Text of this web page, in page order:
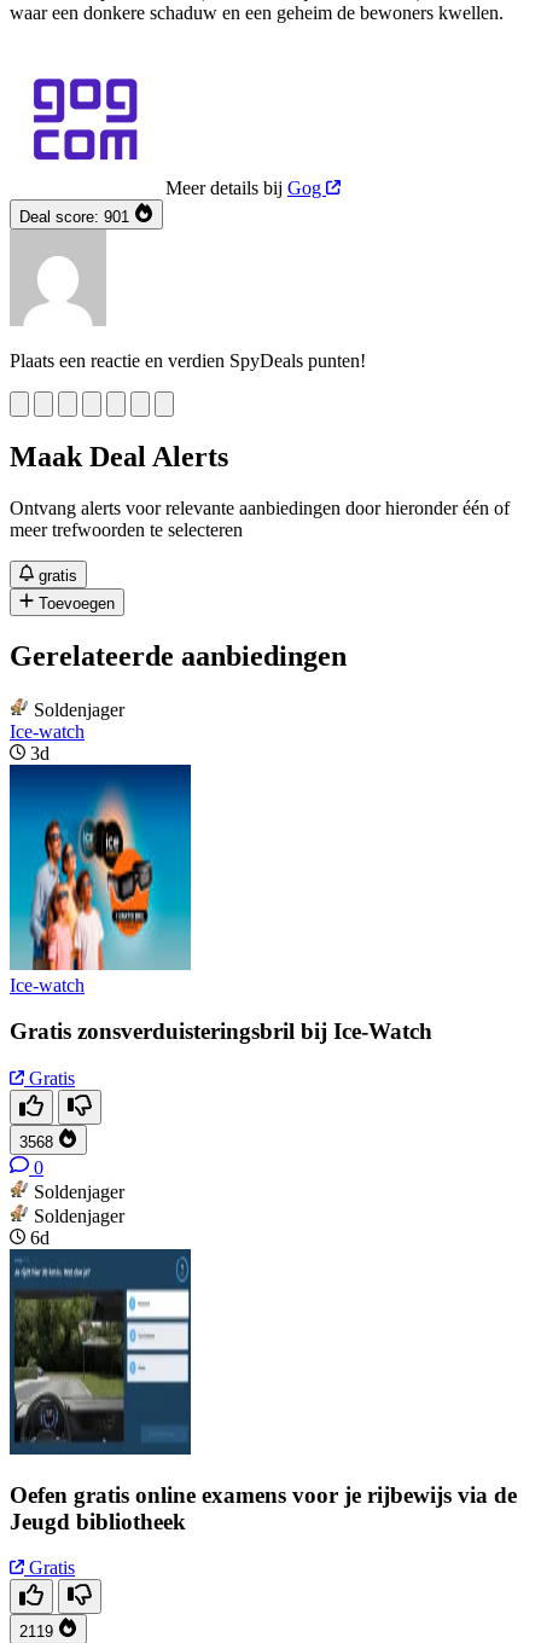
waar een donkere schaduw en een geheim de bewoners kwellen.
Meer details bij Gog
Deal score: 901
Plaats een reactie en verdien SpyDeals punten!
Maak Deal Alerts
Ontvang alerts voor relevante aanbiedingen door hieronder één of
meer trefwoorden te selecteren
gratis
Toevoegen
Gerelateerde aanbiedingen
Soldenjager
Ice-watch
3d
Ice-watch
Gratis zonsverduisteringsbril bij Ice-Watch
Gratis
3568
0
Soldenjager
Soldenjager
6d
Oefen gratis online examens voor je rijbewijs via de
Jeugd bibliotheek
Gratis
2119